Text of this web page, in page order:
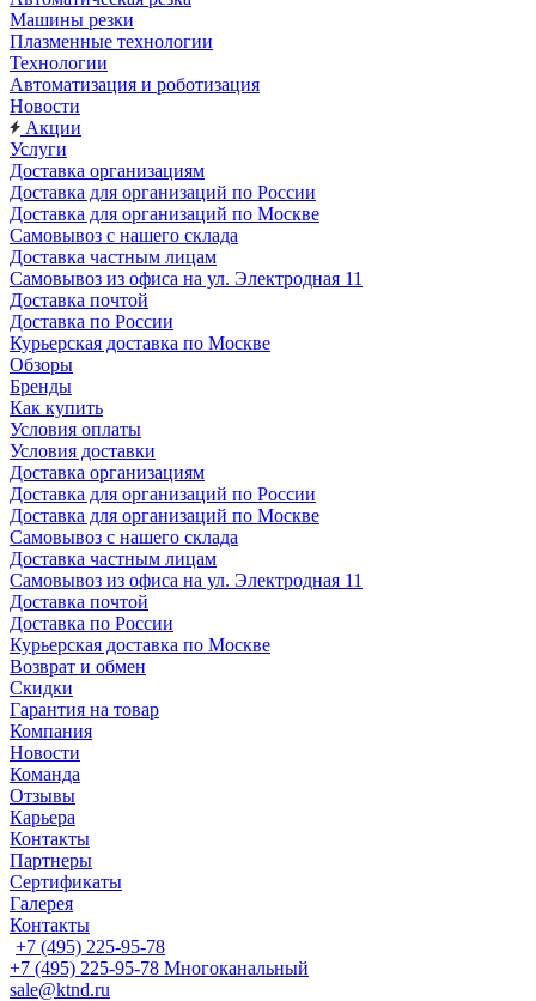
Машины резки
Плазменные технологии
Технологии
Автоматизация и роботизация
Новости
Акции
Услуги
Доставка организациям
Доставка для организаций по России
Доставка для организаций по Москве
Самовывоз с нашего склада
Доставка частным лицам
Самовывоз из офиса на ул. Электродная 11
Доставка почтой
Доставка по России
Курьерская доставка по Москве
Обзоры
Бренды
Как купить
Условия оплаты
Условия доставки
Доставка организациям
Доставка для организаций по России
Доставка для организаций по Москве
Самовывоз с нашего склада
Доставка частным лицам
Самовывоз из офиса на ул. Электродная 11
Доставка почтой
Доставка по России
Курьерская доставка по Москве
Возврат и обмен
Скидки
Гарантия на товар
Компания
Новости
Команда
Отзывы
Карьера
Контакты
Партнеры
Сертификаты
Галерея
Контакты
+7 (495) 225-95-78
+7 (495) 225-95-78 Многоканальный
sale@ktnd.ru